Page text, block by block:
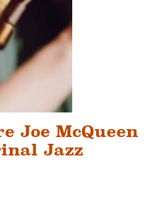
Joe McQueen
Jazz